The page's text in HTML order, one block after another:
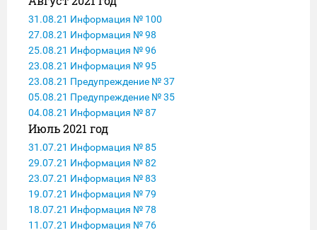
31.08.21 Информация № 100
27.08.21 Информация № 98
25.08.21 Информация № 96
23.08.21 Информация № 95
23.08.21 Предупреждение № 37
05.08.21 Предупреждение № 35
04.08.21 Информация № 87
Июль 2021 год
31.07.21 Информация № 85
29.07.21 Информация № 82
23.07.21 Информация № 83
19.07.21 Информация № 79
18.07.21 Информация № 78
11.07.21 Информация № 76